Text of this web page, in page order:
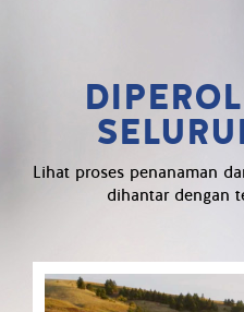
Lihat proses penanaman
dihantar dengan